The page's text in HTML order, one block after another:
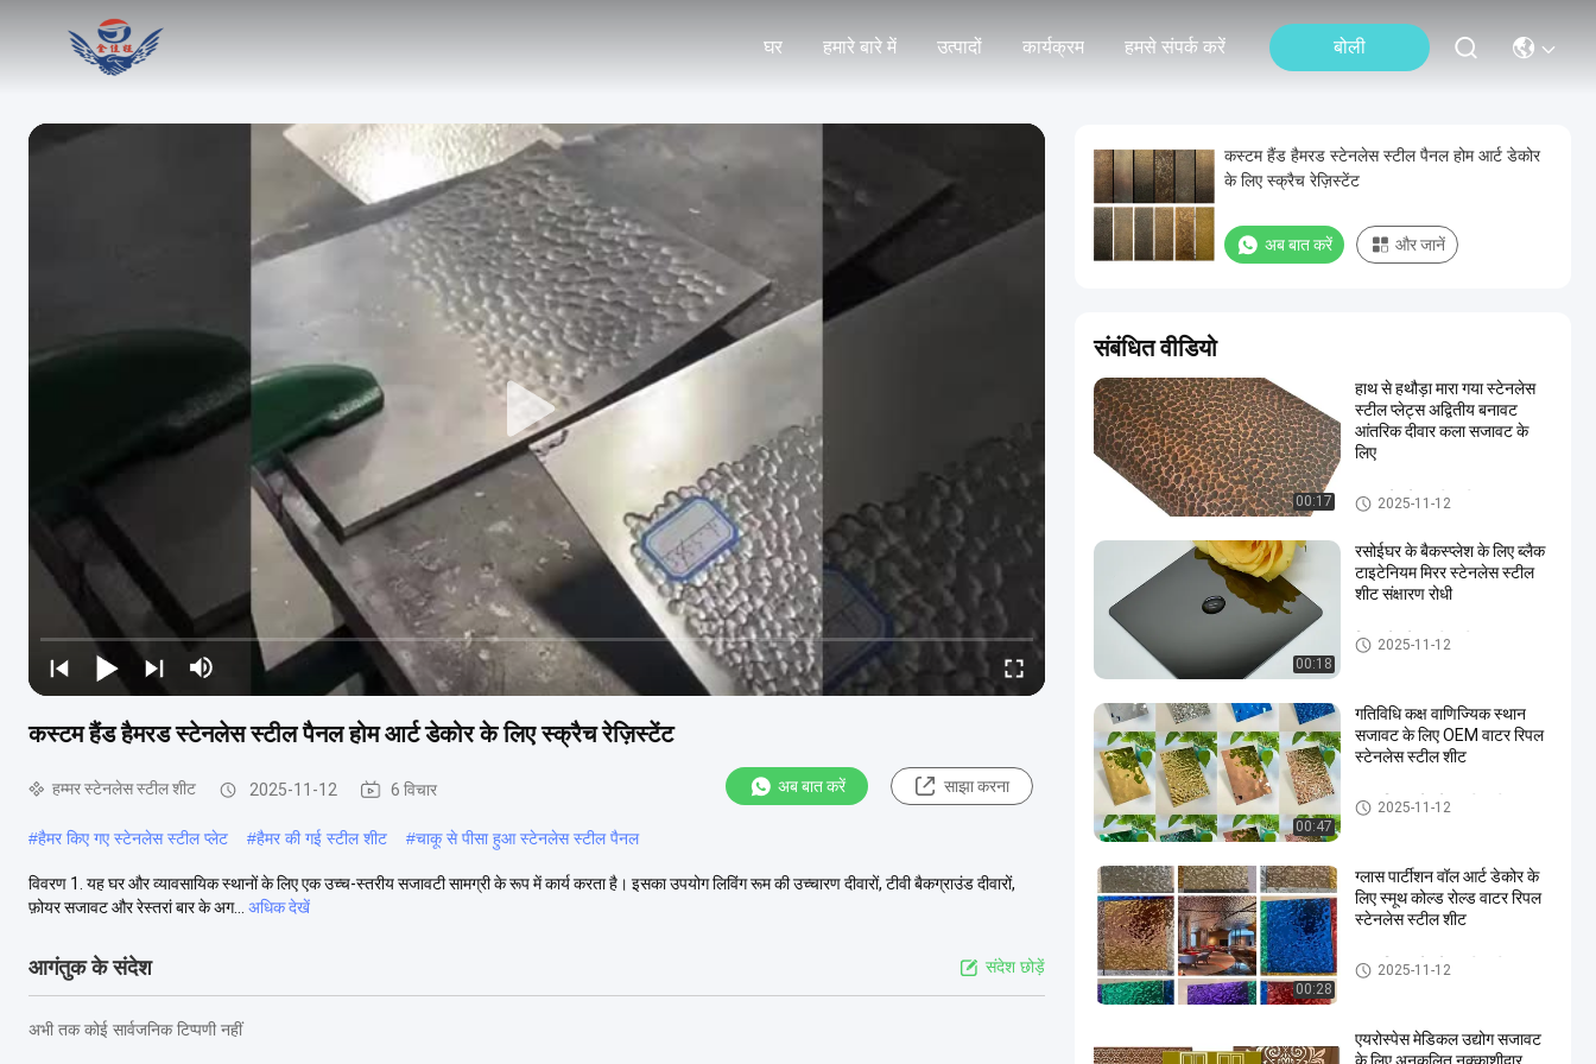
घर हमारे बारे में उत्पादों कार्यक्रम हमसे संपर्क करें बोली
कस्टम हैंड हैमरड स्टेनलेस स्टील पैनल होम आर्ट डेकोर के लिए स्क्रैच रेज़िस्टेंट
हम्मर स्टेनलेस स्टील शीट 2025-11-12 6 विचार अब बात करें साझा करना
#हैमर किए गए स्टेनलेस स्टील प्लेट #हैमर की गई स्टील शीट #चाकू से पीसा हुआ स्टेनलेस स्टील पैनल
विवरण 1. यह घर और व्यावसायिक स्थानों के लिए एक उच्च-स्तरीय सजावटी सामग्री के रूप में कार्य करता है। इसका उपयोग लिविंग रूम की उच्चारण दीवारों, टीवी बैकग्राउंड दीवारों,
फ़ोयर सजावट और रेस्तरां बार के अग...
अधिक देखें
आगंतुक के संदेश संदेश छोड़ें
अभी तक कोई सार्वजनिक टिप्पणी नहीं
कस्टम हैंड हैमरड स्टेनलेस स्टील पैनल होम आर्ट डेकोर
के लिए स्क्रैच रेज़िस्टेंट
अब बात करें और जानें
संबंधित वीडियो
00:17
हाथ से हथौड़ा मारा गया स्टेनलेस
स्टील प्लेट्स अद्वितीय बनावट
आंतरिक दीवार कला सजावट के
लिए
हम्मर स्टेनलेस स्टील शीट
2025-11-12
00:18
रसोईघर के बैकस्प्लेश के लिए ब्लैक
टाइटेनियम मिरर स्टेनलेस स्टील
शीट संक्षारण रोधी
मिरर स्टेनलेस स्टील शीट
2025-11-12
00:47
गतिविधि कक्ष वाणिज्यिक स्थान
सजावट के लिए OEM वाटर रिपल
स्टेनलेस स्टील शीट
वाटर रिपल स्टेनलेस स्टील शीट
2025-11-12
00:28
ग्लास पार्टीशन वॉल आर्ट डेकोर के
लिए स्मूथ कोल्ड रोल्ड वाटर रिपल
स्टेनलेस स्टील शीट
वाटर रिपल स्टेनलेस स्टील शीट
2025-11-12
एयरोस्पेस मेडिकल उद्योग सजावट